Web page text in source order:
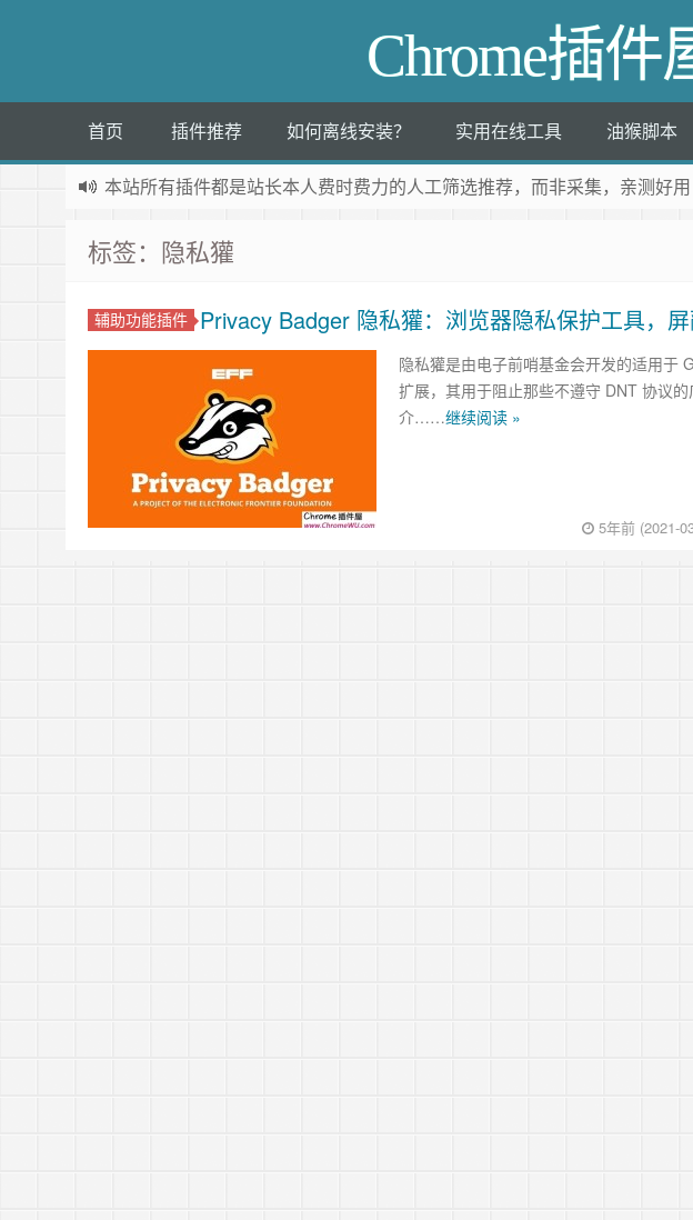
Chrome插件
首页 插件推荐 如何离线安装？ 实用在线工具 油猴脚本
本站所有插件都是站长本人费时费力的人工筛选推荐，而非采集，亲测好
标签：隐私獾
辅助功能插件 Privacy Badger 隐私獾：浏览器隐私保护工具，
隐私獾是由电子前哨基金会开发的适用于
扩展，其用于阻止那些不遵守 DNT 协议
介……继续阅读 »
5年前 (2021-